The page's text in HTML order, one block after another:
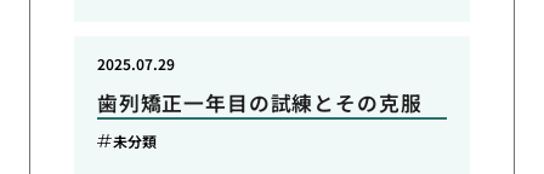
歯列矯正一年目の試練とその克服
2025.07.29
未分類